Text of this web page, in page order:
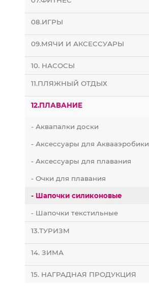
08.ИГРЫ
09.МЯЧИ И АКСЕССУАРЫ
10. НАСОСЫ
11.ПЛЯЖНЫЙ ОТДЫХ
12.ПЛАВАНИЕ
- Аквапалки доски
- Аксессуары для Аквааэробики
- Аксессуары для плавания
- Очки для плавания
- Шапочки силиконовые
- Шапочки текстильные
13.ТУРИЗМ
14. ЗИМА
15. НАГРАДНАЯ ПРОДУКЦИЯ